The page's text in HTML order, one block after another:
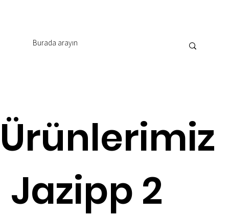
Ürünlerimiz
Jazipp 2